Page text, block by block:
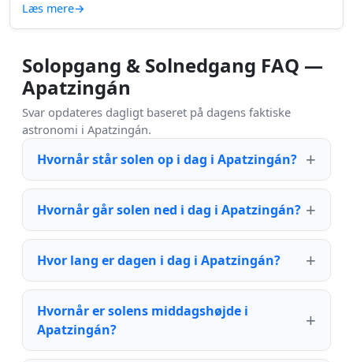
Læs mere→
Solopgang & Solnedgang FAQ —
Apatzingán
Svar opdateres dagligt baseret på dagens faktiske
astronomi i Apatzingán.
Hvornår står solen op i dag i Apatzingán?
Hvornår går solen ned i dag i Apatzingán?
Hvor lang er dagen i dag i Apatzingán?
Hvornår er solens middagshøjde i
Apatzingán?